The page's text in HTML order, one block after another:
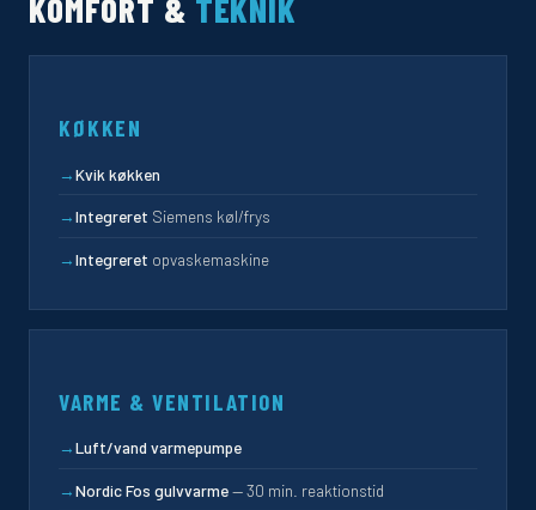
KOMFORT & TEKNIK
KØKKEN
→Kvik køkken
→Integreret Siemens køl/frys
→Integreret opvaskemaskine
VARME & VENTILATION
→Luft/vand varmepumpe
→Nordic Fos gulvvarme— 30 min. reaktionstid